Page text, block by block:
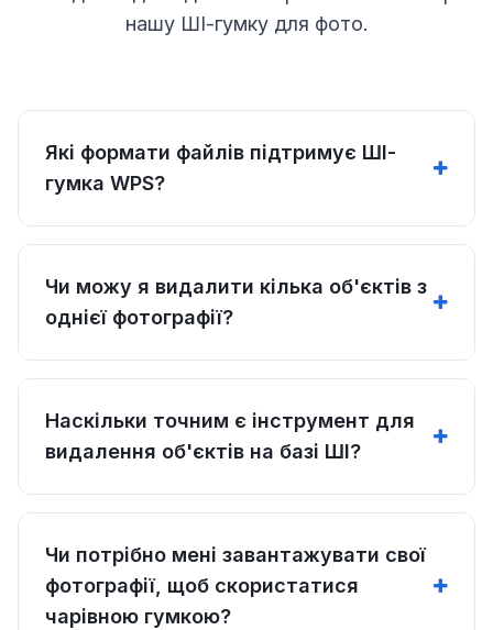
нашу ШІ-гумку для фото.
Які формати файлів підтримує ШІ-
гумка WPS?
Чи можу я видалити кілька об'єктів з
однієї фотографії?
Наскільки точним є інструмент для
видалення об'єктів на базі ШІ?
Чи потрібно мені завантажувати свої
фотографії, щоб скористатися
чарівною гумкою?